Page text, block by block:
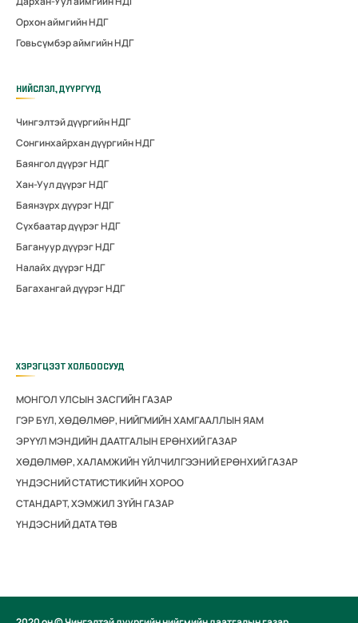
Орхон аймгийн НДГ
Говьсүмбэр аймгийн НДГ
НИЙСЛЭЛ, ДҮҮРГҮҮД
Чингэлтэй дүүргийн НДГ
Сонгинхайрхан дүүргийн НДГ
Баянгол дүүрэг НДГ
Хан-Уул дүүрэг НДГ
Баянзүрх дүүрэг НДГ
Сүхбаатар дүүрэг НДГ
Багануур дүүрэг НДГ
Налайх дүүрэг НДГ
Багахангай дүүрэг НДГ
ХЭРЭГЦЭЭТ ХОЛБООСУУД
МОНГОЛ УЛСЫН ЗАСГИЙН ГАЗАР
ГЭР БҮЛ, ХӨДӨЛМӨР, НИЙГМИЙН ХАМГААЛЛЫН ЯАМ
ЭРҮҮЛ МЭНДИЙН ДААТГАЛЫН ЕРӨНХИЙ ГАЗАР
ХӨДӨЛМӨР, ХАЛАМЖИЙН ҮЙЛЧИЛГЭЭНИЙ ЕРӨНХИЙ ГАЗАР
ҮНДЭСНИЙ СТАТИСТИКИЙН ХОРОО
СТАНДАРТ, ХЭМЖИЛ ЗҮЙН ГАЗАР
ҮНДЭСНИЙ ДАТА ТӨВ